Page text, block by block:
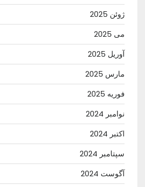
ژوئن 2025
می 2025
آوریل 2025
مارس 2025
فوریه 2025
نوامبر 2024
اکتبر 2024
سپتامبر 2024
آگوست 2024